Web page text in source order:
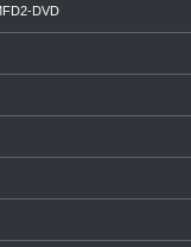
DVD